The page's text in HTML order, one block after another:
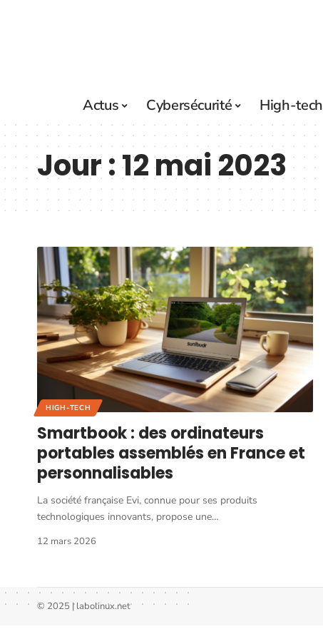
Actus Cybersécurité High-tech
Jour :12 mai 2023
HIGH-TECH
Smartbook : des ordinateurs
portables assemblés en France et
personnalisables
La société française Evi, connue pour ses produits
technologiques innovants, propose une…
12 mars 2026
© 2025 | labolinux.net